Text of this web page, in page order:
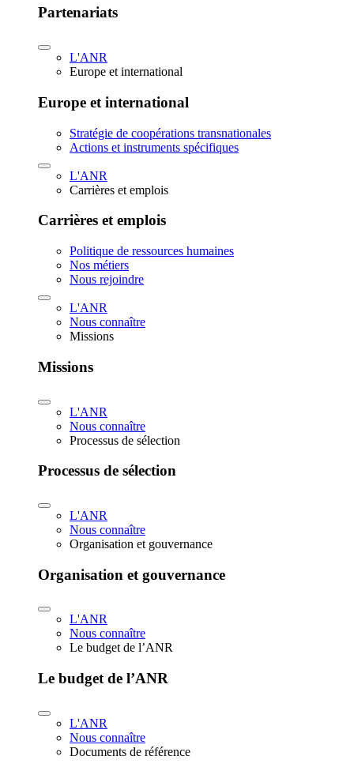
Partenariats
L'ANR
Europe et international
Europe et international
Stratégie de coopérations transnationales
Actions et instruments spécifiques
L'ANR
Carrières et emplois
Carrières et emplois
Politique de ressources humaines
Nos métiers
Nous rejoindre
L'ANR
Nous connaître
Missions
Missions
L'ANR
Nous connaître
Processus de sélection
Processus de sélection
L'ANR
Nous connaître
Organisation et gouvernance
Organisation et gouvernance
L'ANR
Nous connaître
Le budget de l’ANR
Le budget de l’ANR
L'ANR
Nous connaître
Documents de référence